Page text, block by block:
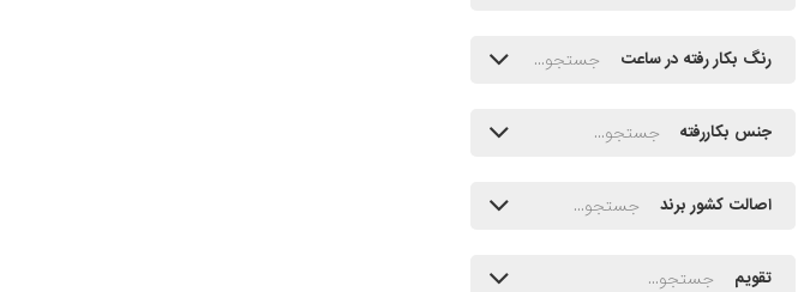
رنگ بکار رفته در ساعت
جنس بکاررفته
اصالت کشور برند
تقویم